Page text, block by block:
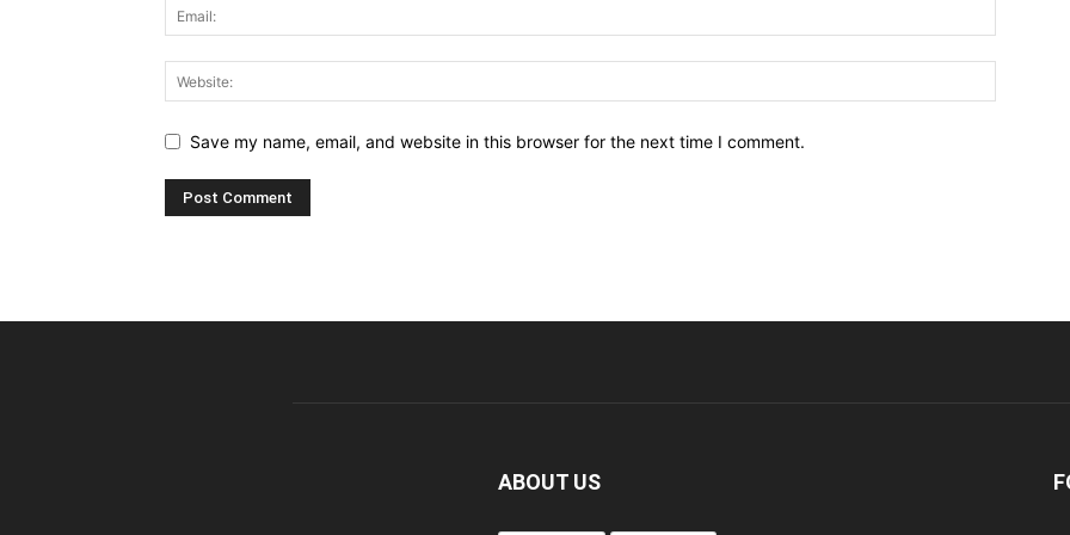
Save my name, email, and website in this browser for the next time I comment.
ABOUT US